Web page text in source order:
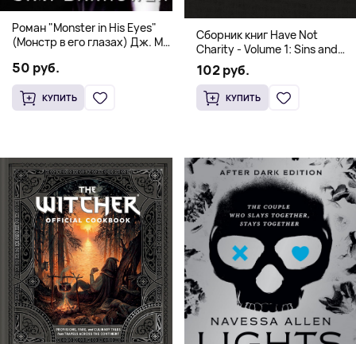
Роман "Monster in His Eyes"
(Монстр в его глазах) Дж. М.
18+
50 руб.
КУПИТЬ
Сборник книг Have Not
Charity - Volume 1: Sins and
Volume 2: Virtues
102 руб.
КУПИТЬ